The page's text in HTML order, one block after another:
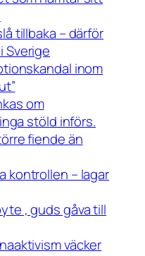
tillbaka – därför
Sverige
inom
om
stöld införs.
fiende än
kontrollen – lagar
, guds gåva till
väcker